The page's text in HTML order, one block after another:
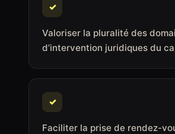
✓
Valoriser la pluralité des
d’intervention juridiques du
✓
Faciliter la prise de rendez-